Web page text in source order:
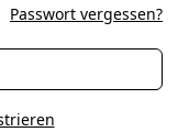
Passwort vergessen?